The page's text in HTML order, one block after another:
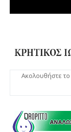
Ακολουθήστε το